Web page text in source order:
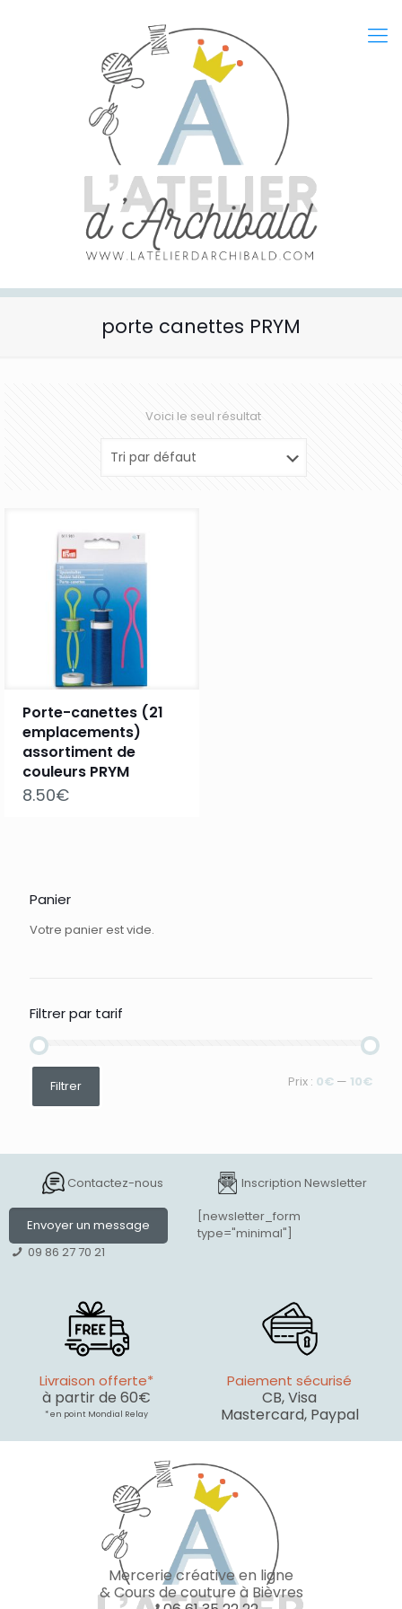
porte canettes PRYM
Voici le seul résultat
Porte-canettes (21
emplacements)
assortiment de
couleurs PRYM
8.50€
Panier
Votre panier est vide.
Filtrer par tarif
Prix
min
Prix
maxFiltrer Prix : 0€ — 10€
Contactez-nous
Envoyer un message
09 86 27 70 21
Inscription Newsletter
[newsletter_form
type="minimal"]
Livraison offerte*
à partir de 60€
* en point Mondial Relay
Paiement sécurisé
CB, Visa
Mastercard, Paypal
Mercerie créative en ligne
& Cours de couture à Bièvres